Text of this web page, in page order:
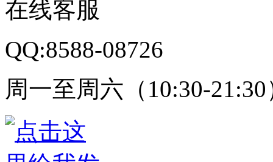
在线客服
QQ:8588-08726
周一至周六（10:30-21:30